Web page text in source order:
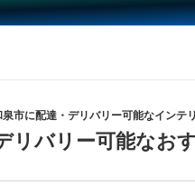
泉市に配達・デリバリー可能なインテ
リバリー可能なお